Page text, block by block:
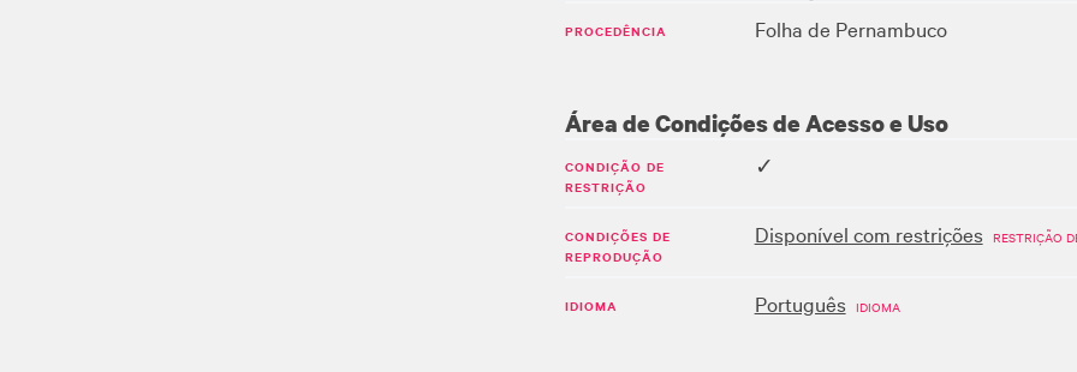
PROCEDÊNCIA Folha de Pernambuco
Área de Condições de Acesso e Uso
CONDIÇÃO DE
RESTRIÇÃO
✓
CONDIÇÕES DE
REPRODUÇÃO
Disponível com restrições RESTRIÇÃO
IDIOMA Português IDIOMA